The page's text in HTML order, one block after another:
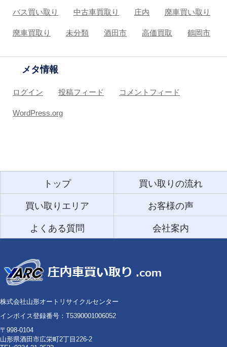
バス買い取り 中古車買取り 庄内 廃車買い取り
廃車買取り 未分類 酒田市 高価買取 鶴岡市
メタ情報
ログイン 投稿フィード コメントフィード
WordPress.org
トップ 買い取りの流れ
買い取りエリア お客様の声
よくある質問 会社案内
株式会社山形オートリサイクルセンター
インボイス登録番号：T5390001006052
〒998-0104
山形県酒田市広栄町2丁目226-2